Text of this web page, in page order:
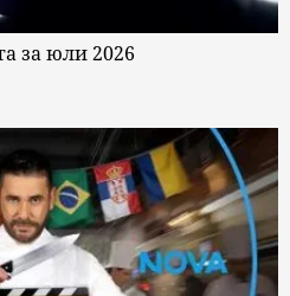
за юли 2026